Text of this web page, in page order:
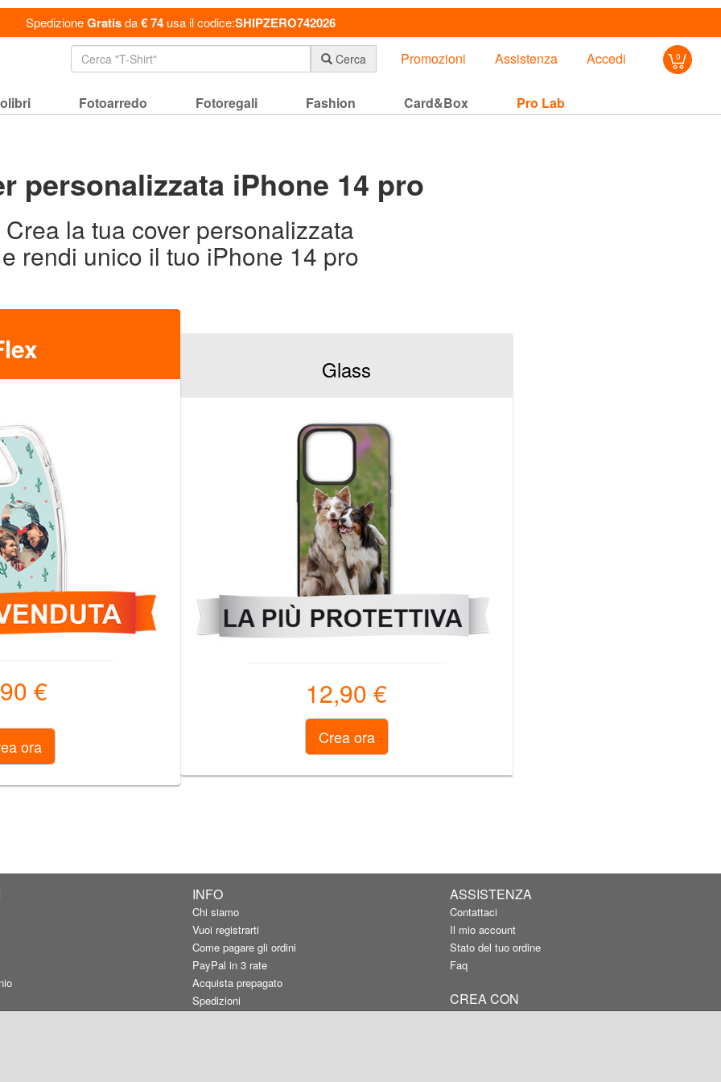
SpedizioneGratisda€ 74usa il codice:SHIPZERO742026
Cerca Promozioni Assistenza Accedi 0
Fotoarredo Fotoregali Fashion Card&Box Pro Lab
personalizzata iPhone 14 pro
Crea la tua cover personalizzata
e rendi unico il tuo iPhone 14 pro
€
Glass
12,90 €
INFO
Chi siamo
Vuoi registrarti
Come pagare gli ordini
PayPal in 3 rate
Acquista prepagato
Spedizioni
ASSISTENZA
Contattaci
Il mio account
Stato del tuo ordine
Faq
CREA CON
APP Android